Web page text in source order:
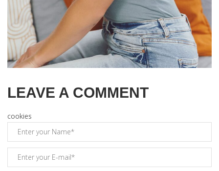
LEAVE A COMMENT
cookies